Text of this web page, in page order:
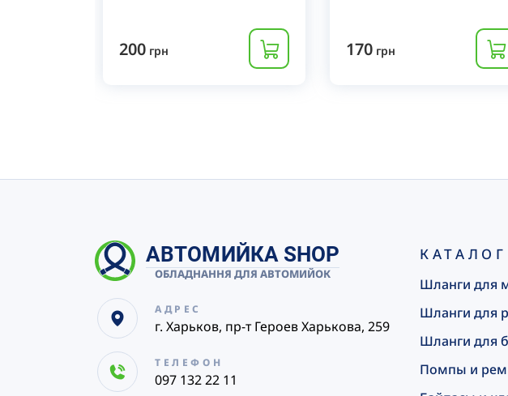
200 грн 170 грн
АВТОМИЙКА SHOP
ОБЛАДНАННЯ ДЛЯ АВТОМИЙОК
АДРЕС
г. Харьков, пр-т Героев Харькова, 259
ТЕЛЕФОН
097 132 22 11
Шланги для
Шланги для
Шланги для
Помпы и